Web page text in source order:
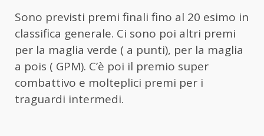
Sono previsti premi finali fino al 20 esimo in
classifica generale. Ci sono poi altri premi
per la maglia verde ( a punti), per la maglia
a pois ( GPM). C’è poi il premio super
combattivo e molteplici premi per i
traguardi intermedi.